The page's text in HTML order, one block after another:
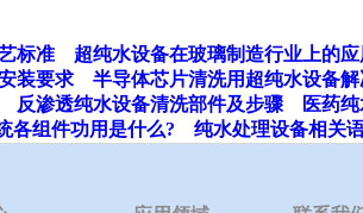
标准 超纯水设备在玻璃制造行业上的应
装要求 半导体芯片清洗用超纯水设备
反渗透纯水设备清洗部件及步骤 医药
各组件功用是什么? 纯水处理设备相关